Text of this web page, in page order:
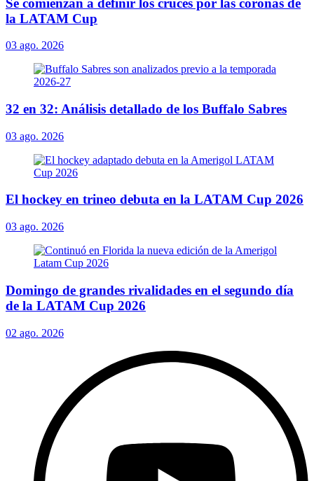
la LATAM Cup
03 ago. 2026
32 en 32: Análisis detallado de los Buffalo Sabres
03 ago. 2026
El hockey en trineo debuta en la LATAM Cup 2026
03 ago. 2026
Domingo de grandes rivalidades en el segundo día
de la LATAM Cup 2026
02 ago. 2026